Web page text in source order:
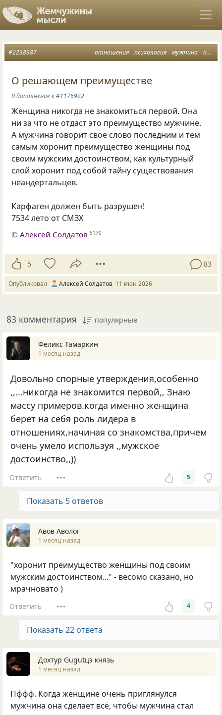
отношения психология мужчина преимущество
#2238987
О решающем преимуществе
В дополнение к#1176922
Женщина никогда не знакомиться первой. Она
ни за что не отдаст это преимущество мужчине.
А мужчина говорит свое слово последним и тем
самым хоронит преимущество женщины под
своим мужским достоинством, как культурный
слой хоронит под собой тайну существования
неандертальцев.
Карфаген должен быть разрушен!
7534 лето от СМЗХ
©Алексей Солдатов 5170
5 83
Опубликовал Алексей Солдатов 11 июн 2026
83 комментария популярные
Феликс Тамаркин
1 месяц назад
Довольно спорные утверждения,особенно
,,...никогда не знакомится первой,, Знаю
массу примеров.когда именно женщина
берет на себя роль лидера в
отношениях,начиная со знакомства,причем
очень умело используя ,,мужское
достоинство,,))
Ответить 5
Показать 5 ответов
Авов Аволог
1 месяц назад
"хоронит преимущество женщины под своим
мужским достоинством..." - весомо сказано, но
мрачновато )
Ответить 4
Показать 22 ответа
Дохтур Gugutцэ князь
1 месяц назад
Пффф. Когда женщине очень приглянулся
мужчина она сделает всё, чтобы мужчина стал